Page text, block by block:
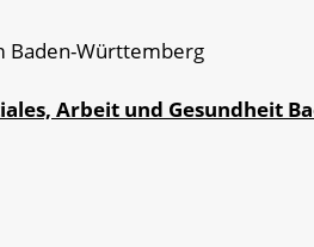
Baden-Württemberg
Arbeit und Gesundheit